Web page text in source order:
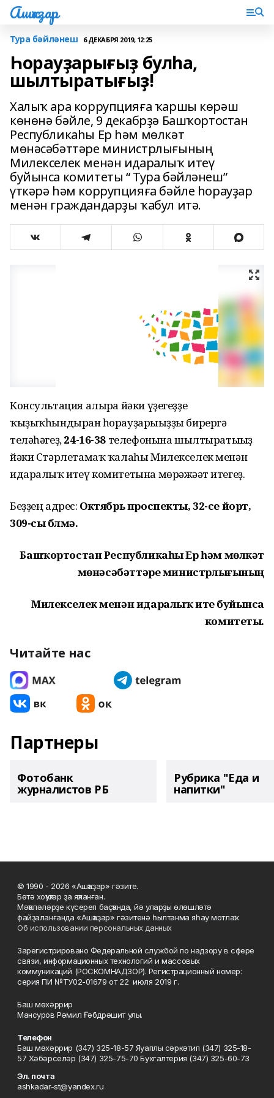
Ашҡаҙар
Тура бәйләнеш 6 ДЕКАБРЯ 2019, 12:25
Һорауҙарығыҙ булһа,
шылтыратығыҙ!
Халыҡ ара коррупцияға ҡаршы көрәш
көнөнә бәйле, 9 декабрҙә Башҡортостан
Республикаһы Ер һәм мөлкәт
мөнәсәбәттәре министрлығының
Милекселек менән идаралыҡ итеү
буйынса комитеты “ Тура бәйләнеш”
үткәрә һәм коррупцияға бәйле һорауҙар
менән граждандарҙы ҡабул итә.
Консультация алырға йәки үҙегеҙҙе
ҡыҙыҡһындырған һорауҙарығыҙҙы бирергә
теләһәгеҙ,24-16-38 телефонына шылтыратығыҙ
йәки Стәрлетамаҡ ҡалаһы Милекселек менән
идаралыҡ итеү комитетына мөрәжәғәт итегеҙ.
Беҙҙең адрес: Октябрь проспекты, 32-се йорт,
309-сы бүлмә.
Башҡортостан Республикаһы Ер һәм мөлкәт
мөнәсәбәттәре министрлығының
Милекселек менән идаралыҡ итеү буйынса
комитеты.
Читайте нас
Партнеры
Фотобанк
журналистов РБ
Рубрика "Еда и
напитки"
© 1990 - 2026 «Ашҡаҙар» гәзите.
Бөтә хоҡуҡтар ҙа яҡланған.
Мәҡәләләрҙе күсереп баҫҡанда, йә уларҙы өлөшләтә
файҙаланғанда «Ашҡаҙар» гәзитенә һылтанма яһау мотлаҡ.
Об использовании персональных данных
Зарегистрировано Федеральной службой по надзору в сфере
связи, информационных технологий и массовых
коммуникаций (РОСКОМНАДЗОР). Регистрационный номер:
серия ПИ №ТУ02-01679 от 22 июля 2019 г.
Баш мөхәррир
Мансуров Рәмил Ғәбдрәшит улы.
Телефон
Баш мөхәррир (347) 325-18-57 Яуаплы сәркәтип (347) 325-18-
57 Хәбәрселәр (347) 325-75-70 Бухгалтерия (347) 325-60-73
Эл. почта
ashkadar-st@yandex.ru